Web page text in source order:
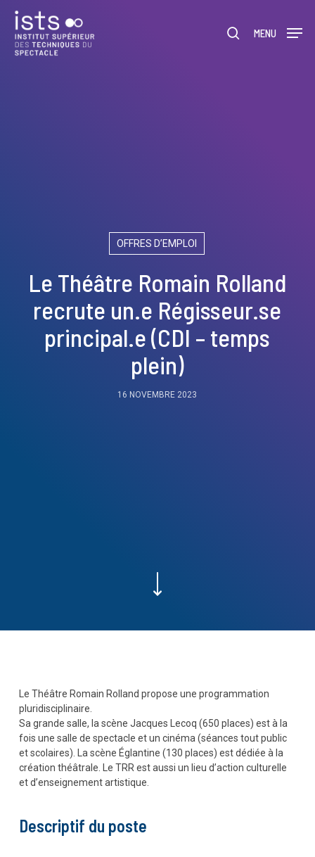
main
content
rechercher
MENU
OFFRES D’EMPLOI
Le Théâtre Romain Rolland
recrute un.e Régisseur.se
principal.e (CDI – temps
plein)
16 NOVEMBRE 2023
Le Théâtre Romain Rolland propose une programmation
pluridisciplinaire.
Sa grande salle, la scène Jacques Lecoq (650 places) est à la
fois une salle de spectacle et un cinéma (séances tout public
et scolaires). La scène Églantine (130 places) est dédiée à la
création théâtrale. Le TRR est aussi un lieu d’action culturelle
et d’enseignement artistique.
Descriptif du poste